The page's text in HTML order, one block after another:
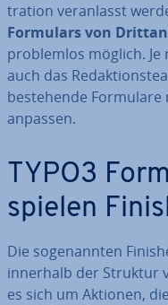
tra­ti­on ver­an­lasst
Formulars von
pro­blem­los möglich.
auch das
be­stehen­de Formulare
anpassen.
TYPO3
spielen
Die so­ge­nann­ten
innerhalb der Struktur
es sich um Aktionen,